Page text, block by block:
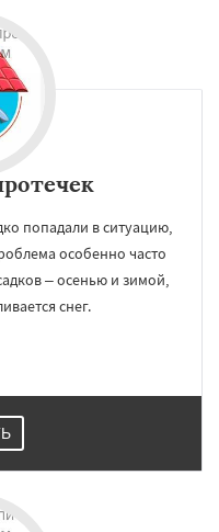
×
попадали в ситуацию,
особенно часто
– осенью и зимой,
снег.